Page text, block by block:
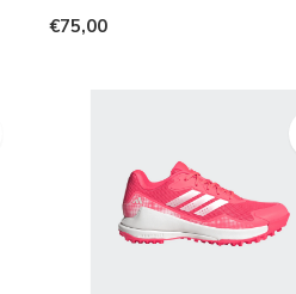
€75,00